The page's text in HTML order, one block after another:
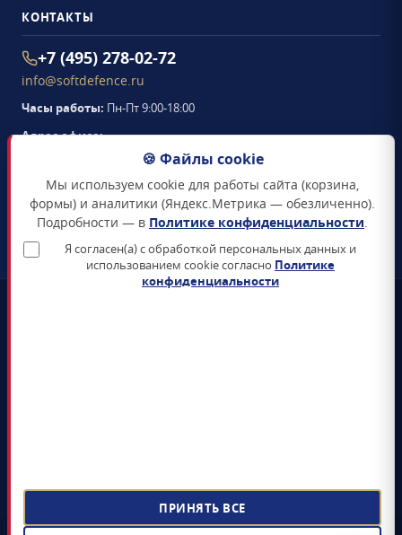
КОНТАКТЫ
+7 (495) 278-02-72
info@softdefence.ru
Часы работы: Пн-Пт 9:00-18:00
Адрес офиса:
Семёновская набережная, д. 2/1, стр. 1, офис 411
Схема проезда →
ЗАКАЗАТЬ ЗВОНОК
Электронный документооборот, УПД, счёт-фактура
🍪 Файлы cookie
Мы используем cookie для работы сайта (корзина,
формы) и аналитики (Яндекс.Метрика — обезличенно).
Подробности — в Политике конфиденциальности.
Я согласен(а) с обработкой персональных данных и
использованием cookie согласно Политике
конфиденциальности
ПРИНЯТЬ ВСЕ